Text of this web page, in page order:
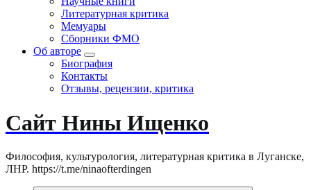
Литературная критика
Мемуары
Сборники ФМО
Об авторе
Биография
Контакты
Отзывы, рецензии, критика
Сайт Нины Ищенко
Философия, культурология, литературная критика в Луганске,
ЛНР. https://t.me/ninaofterdingen